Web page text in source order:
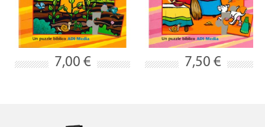
7,00 € 7,50 €